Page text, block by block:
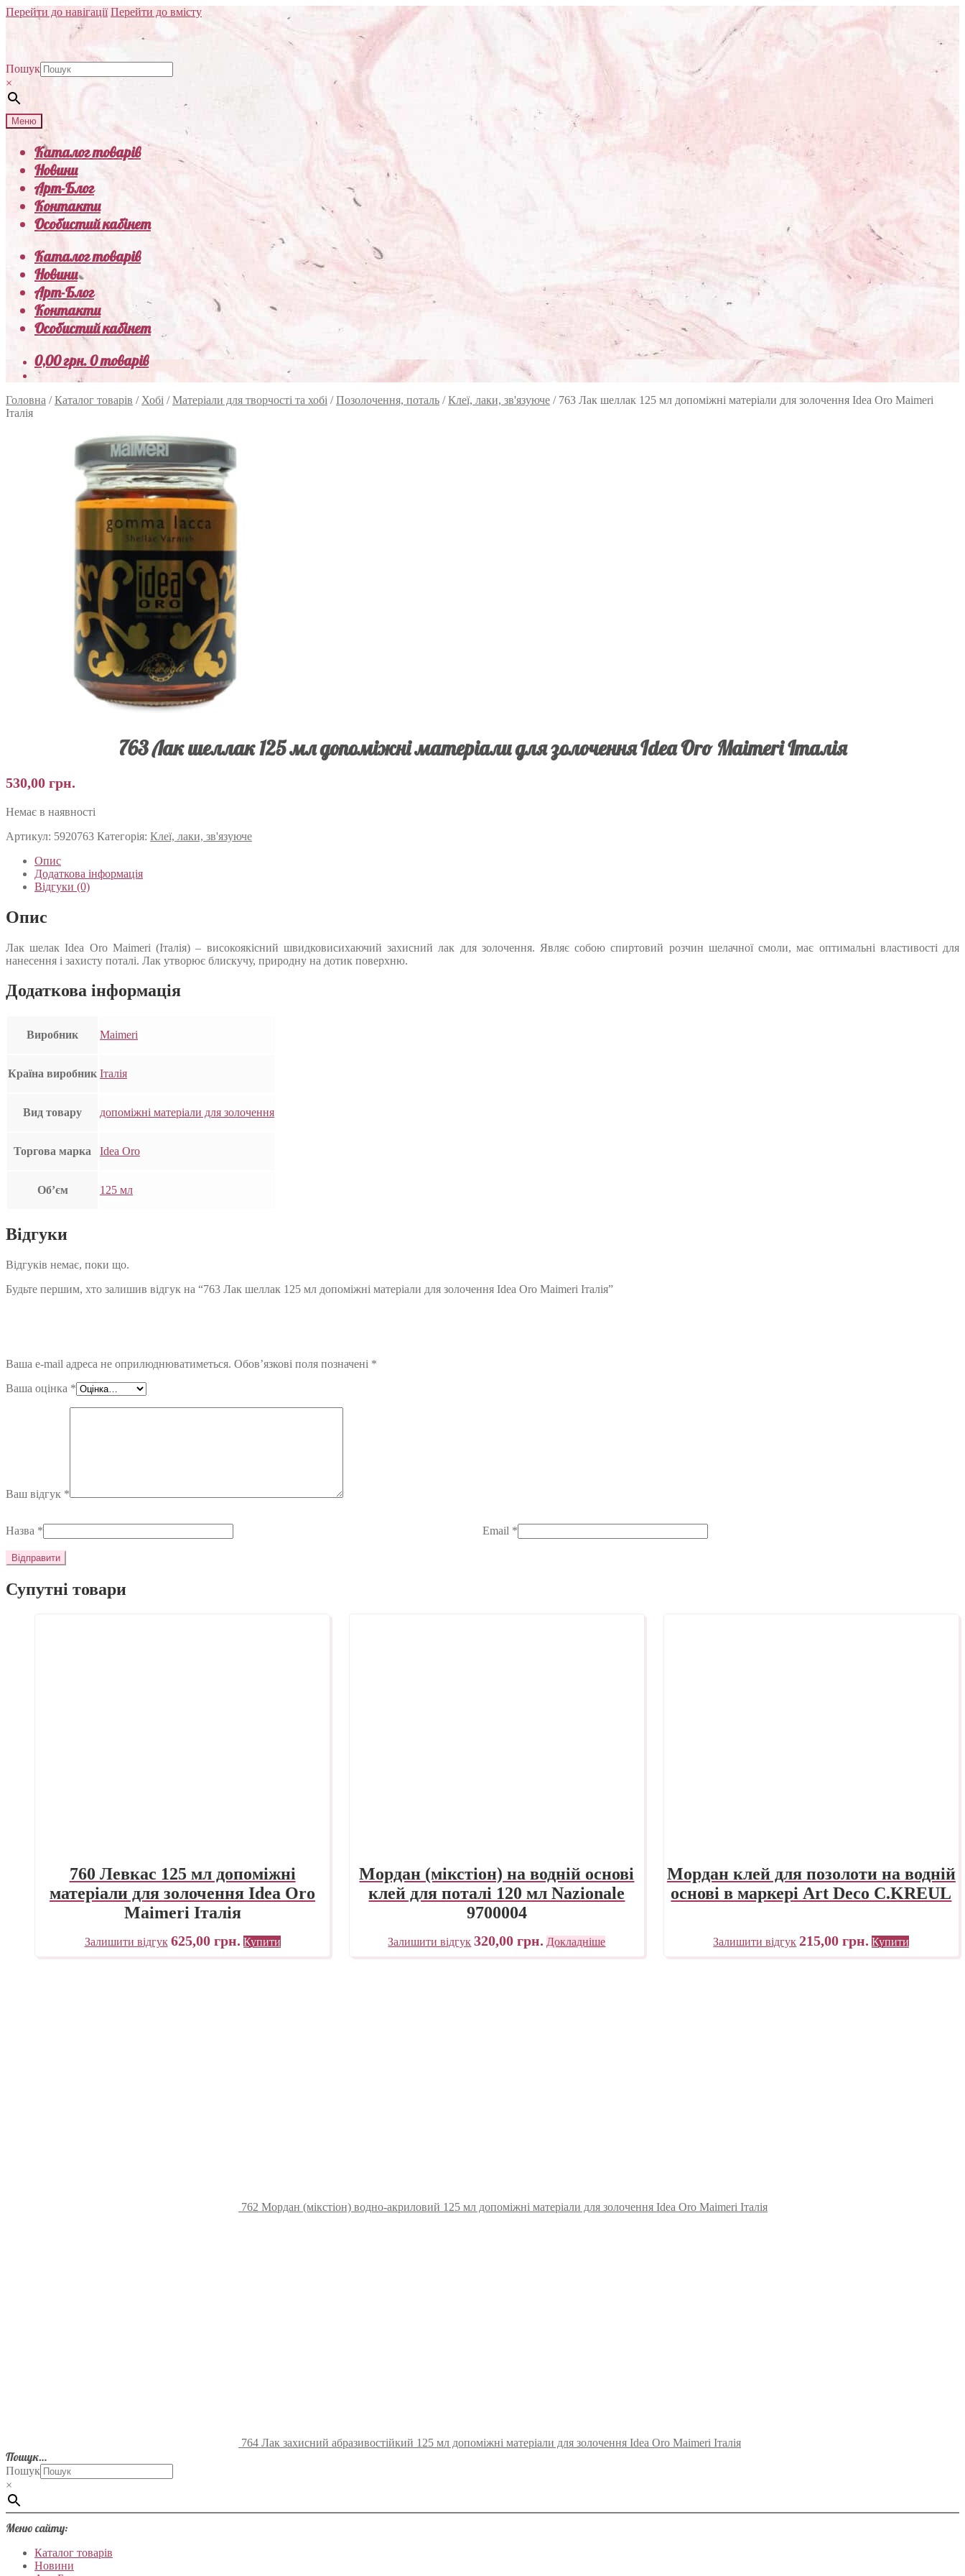
Перейти до навігації Перейти до вмісту
Пошук
×
Меню
Каталог товарів
Новини
Арт-Блог
Контакти
Особистий кабінет
Каталог товарів
Новини
Арт-Блог
Контакти
Особистий кабінет
0,00грн.0 товарів
Головна /Каталог товарів / Хобі /Матеріали для творчості та хобі /Позолочення, поталь /Клеї, лаки, зв'язуюче / 763 Лак шеллак 125 мл допоміжні матеріали для золочення Idea Oro Maimeri
Італія
763 Лак шеллак 125 мл допоміжні матеріали для золочення Idea Oro Maimeri Італія
530,00 грн.
Немає в наявності
Артикул: 5920763 Категорія: Клеї, лаки, зв'язуюче
Опис
Додаткова інформація
Відгуки (0)
Опис
Лак шелак Idea Oro Maimeri (Італія) – високоякісний швидковисихаючий захисний лак для золочення. Являє собою спиртовий розчин шелачної смоли, має оптимальні властивості для
нанесення і захисту поталі. Лак утворює блискучу, природну на дотик поверхню.
Додаткова інформація
Виробник Maimeri
Країна виробник Італія
Вид товару допоміжні матеріали для золочення
Торгова марка Idea Oro
Об’єм 125 мл
Відгуки
Відгуків немає, поки що.
Будьте першим, хто залишив відгук на “763 Лак шеллак 125 мл допоміжні матеріали для золочення Idea Oro Maimeri Італія”
Ваша e-mail адреса не оприлюднюватиметься. Обов’язкові поля позначені *
Ваша оцінка *
Ваш відгук *
Назва * Email *
Супутні товари
760 Левкас 125 мл допоміжні
матеріали для золочення Idea Oro
Maimeri Італія
Залишити відгук 625,00 грн. Купити
Мордан (мікстіон) на водній основі
клей для поталі 120 мл Nazionale
9700004
Залишити відгук 320,00грн. Докладніше
Мордан клей для позолоти на водній
основі в маркері Art Deco C.KREUL
Залишити відгук 215,00грн. Купити
762 Мордан (мікстіон) водно-акриловий 125 мл допоміжні матеріали для золочення Idea Oro Maimeri Італія
764 Лак захисний абразивостійкий 125 мл допоміжні матеріали для золочення Idea Oro Maimeri Італія
Пошук…
Пошук
×
Меню сайту:
Каталог товарів
Новини